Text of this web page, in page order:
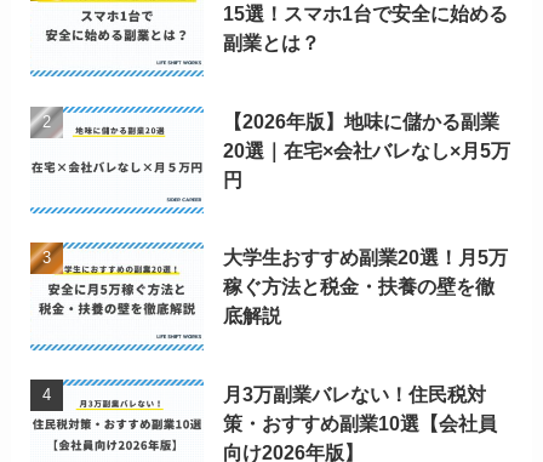
15選！スマホ1台で安全に始める
副業とは？
【2026年版】地味に儲かる副業
20選｜在宅×会社バレなし×月5万
円
大学生おすすめ副業20選！月5万
稼ぐ方法と税金・扶養の壁を徹
底解説
月3万副業バレない！住民税対
策・おすすめ副業10選【会社員
向け2026年版】